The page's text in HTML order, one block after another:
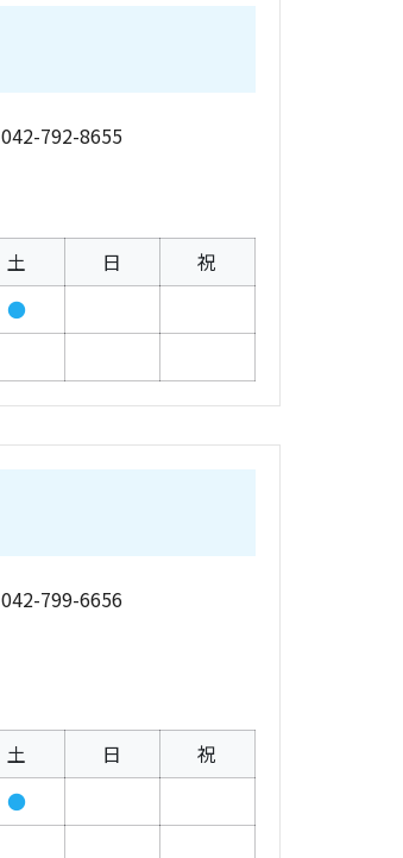
042-792-8655
土 日 祝
●
042-799-6656
土 日 祝
●